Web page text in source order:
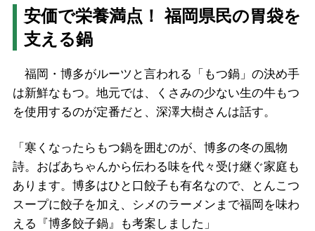
安価で栄養満点！ 福岡県民の胃袋を
支える鍋
福岡・博多がルーツと言われる「もつ鍋」の決め手
は新鮮なもつ。地元では、くさみの少ない生の牛もつ
を使用するのが定番だと、深澤大樹さんは話す。
「寒くなったらもつ鍋を囲むのが、博多の冬の風物
詩。おばあちゃんから伝わる味を代々受け継ぐ家庭も
あります。博多はひと口餃子も有名なので、とんこつ
スープに餃子を加え、シメのラーメンまで福岡を味わ
える『博多餃子鍋』も考案しました」